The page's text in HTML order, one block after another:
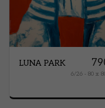
LUNA PARK
6/26 - 80 x